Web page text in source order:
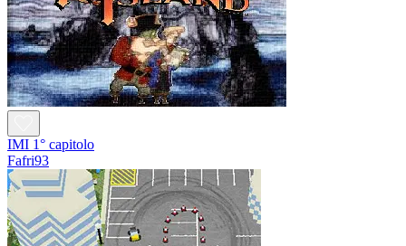
IMI 1° capitolo
Fafri93